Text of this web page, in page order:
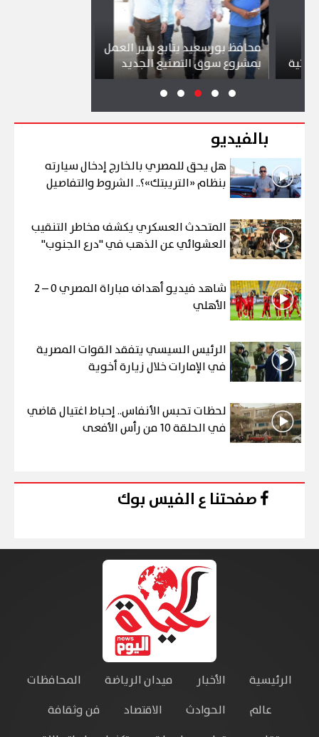
محافظ بورسعيد يتابع سير العمل
بمشروع سوق التصنيع الجديد
بالفيديو
هل يحق للمصري بالخارج إدخال سيارته
بنظام «التريبتك»؟.. الشروط والتفاصيل
المتحدث العسكري يكشف مخاطر التنقيب
العشوائي عن الذهب في "درع الجنوب"
شاهد فيديو أهداف مباراة المصري 0 – 2
الأهلي
الرئيس السيسي يتفقد القوات المصرية
في الإمارات خلال زيارة أخوية
لحظات تحبس الأنفاس.. إحباط اغتيال قاضي
في الحلقة 10 من رأس الأفعى
صفحتنا ع الفيس بوك
الرئيسية الأخبار ميدان الرياضة
المحافظات
عالم
الحوادث الاقتصاد
فن وثقافة